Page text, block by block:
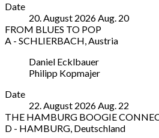
A
ANNABERG
5524
Date
20. August 2026Aug. 20
FROM BLUES TO POP
A - SCHLIERBACH,Austria
Stiftsstraße
A
SCHLIERBACH
4553
Daniel Ecklbauer
Philipp Kopmajer
Date
22. August 2026Aug. 22
THE HAMBURG BOOGIE
D - HAMBURG, Deutschland